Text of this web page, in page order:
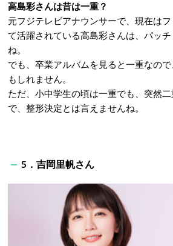
高島彩さんは昔は一重？
元フジテレビアナウンサーで、現在は
て活躍されている高島彩さんは、パッ
ね。
でも、卒業アルバムを見ると一重なの
もしれません。
ただ、小中学生の頃は一重でも、突然
で、整形決定とは言えませんね。
5．吉岡里帆さん